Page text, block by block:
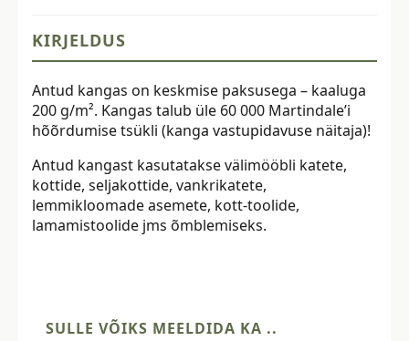
KIRJELDUS
Antud kangas on keskmise paksusega – kaaluga
200 g/m². Kangas talub üle 60 000 Martindale’i
hõõrdumise tsükli (kanga vastupidavuse näitaja)!
Antud kangast kasutatakse välimööbli katete,
kottide, seljakottide, vankrikatete,
lemmikloomade asemete, kott-toolide,
lamamistoolide jms õmblemiseks.
SULLE VÕIKS MEELDIDA KA ..